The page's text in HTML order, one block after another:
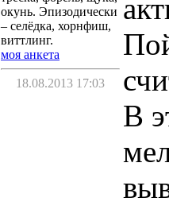
окунь. Эпизодически
– селёдка, хорнфиш,
виттлинг.
моя анкета
18.08.2013 17:03
В